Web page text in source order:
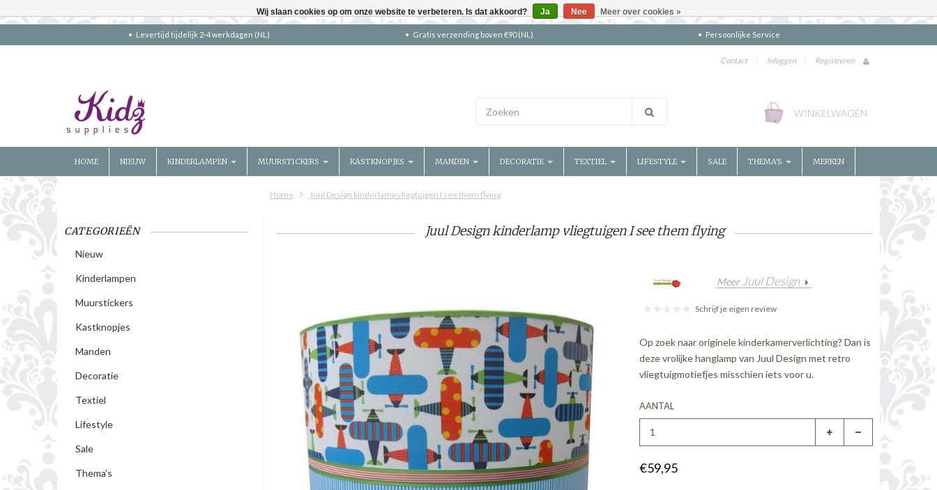
Levertijd tijdelijk 2-4 werkdagen (NL) Gratis verzending boven €90 (NL) Persoonlijke Service
Contact | Inloggen | Registreren
WINKELWAGEN
HOME NIEUW KINDERLAMPEN MUURSTICKERS KASTKNOPJES MANDEN DECORATIE TEXTIEL LIFESTYLE SALE THEMA'S MERKEN
Home Juul Design kinderlamp vliegtuigen I see them flying
CATEGORIEËN
Nieuw
Kinderlampen
Muurstickers
Kastknopjes
Manden
Decoratie
Textiel
Lifestyle
Sale
Thema's
Juul Design kinderlamp vliegtuigen I see them flying
Meer Juul Design
Schrijf je eigen review
Op zoek naar originele kinderkamerverlichting? Dan is
deze vrolijke hanglamp van Juul Design met retro
vliegtuigmotiefjes misschien iets voor u.
AANTAL
€59,95
Wij slaan cookies op om onze website te verbeteren. Is dat akkoord? Ja Nee Meer over cookies »